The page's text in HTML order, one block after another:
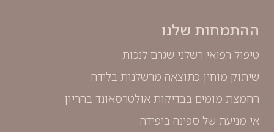
ההתמחות שלנו
טיפול רפואי רשלני שגרם לנכות
שיתוק מוחין כתוצאה מרשלנות בלידה
החמצת מומים בבדיקות אולטרסאונד בהריון
אי מניעת של ספינה ביפידה